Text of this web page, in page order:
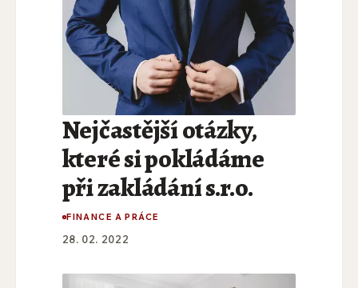
Nejčastější otázky,
které si pokládáme
při zakládání s.r.o.
FINANCE A PRÁCE
28. 02. 2022